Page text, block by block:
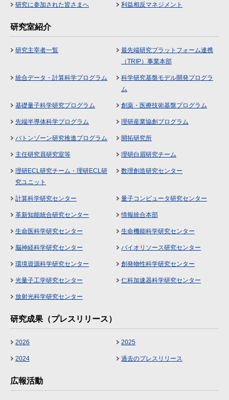
研究に参加された皆さまへ 利益相反マネジメント
研究室紹介
研究主宰者一覧
最先端研究プラットフォーム連携
（TRIP）事業本部
統合データ・計算科学プログラム
科学研究基盤モデル開発プログラ
ム
基礎量子科学研究プログラム 創薬・医療技術基盤プログラム
先端半導体科学プログラム 理研産業協創プログラム
バトンゾーン研究推進プログラム 開拓研究所
主任研究員研究室等 理研白眉研究チーム
理研ECL研究チーム・理研ECL研
究ユニット
数理創造研究センター
計算科学研究センター 量子コンピュータ研究センター
革新知能統合研究センター 情報統合本部
生命医科学研究センター 生命機能科学研究センター
脳神経科学研究センター バイオリソース研究センター
環境資源科学研究センター 創発物性科学研究センター
光量子工学研究センター 仁科加速器科学研究センター
放射光科学研究センター
研究成果（プレスリリース）
2026 2025
2024 過去のプレスリリース
広報活動